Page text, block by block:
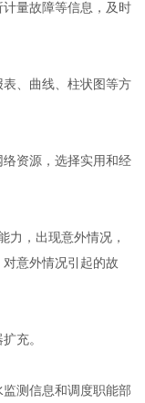
量故障等信息，及时
、曲线、柱状图等方
资源，选择实用和经
力，出现意外情况，
意外情况引起的故
充。
测信息和调度职能部